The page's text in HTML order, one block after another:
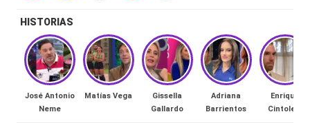
le
n
a
🔥
redes
lacvc.com
HISTORIAS
José Antonio
Neme
Matías Vega
Gissella
Gallardo
Adriana
Barrientos
Enrique
Cintolesi